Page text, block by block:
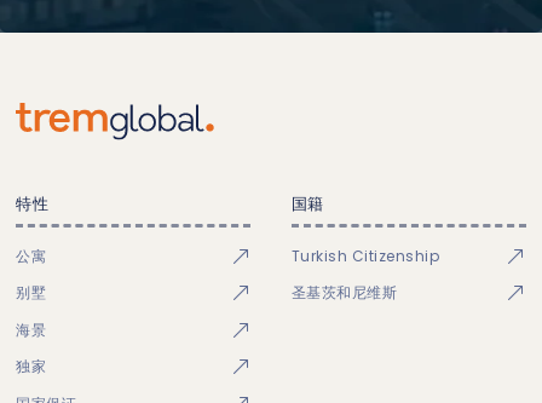
特性
公寓
别墅
海景
独家
国籍
Turkish Citizenship
圣基茨和尼维斯